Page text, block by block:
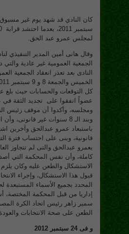
لمجلس عمرو عبد الحق.
وقال هانى أمين المدير التنفيذي
الجمعية العمومية غير عادية
النادى بعد تعذر انعقاد الجمعية
عضواً اتفقوا على تجديد الثقة
ومجلسه، وأكدوا أن موقف رئيس
وبند الـ 8 سنوات غير قانونى،
باستبعاد عمرو عبدالحق وآخرين
قانونية، وبنى على احتساب فترة
بعمرو عبدالحق والتى لم تتجاوز
كاملة، وأن نفس المحكمة التي
الاستشكال والطعن عليه وكان يلزم
قبول هذا الاستشكال، وإجراء
المحدد بجميع الأسماء المستبعدة
إداريا من قبل المحكمة
سمير زاهر رئيس اتحاد الكرة
الطعن على صحة الانتخابات
و فى 24 سبتمبر 2012